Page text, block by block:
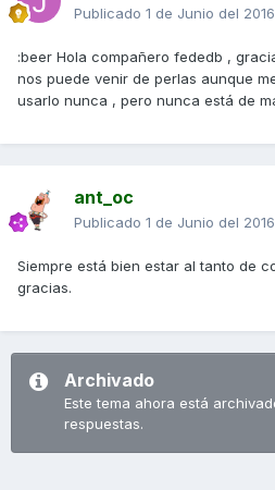
Publicado 1 de Junio del 2016
:beer Hola compañero fededb ,
nos puede venir de perlas aunque
usarlo nunca , pero nunca está de
ant_oc
Publicado 1 de Junio del 2016
Siempre está bien estar al tanto de
gracias.
Archivado
Este tema ahora está
respuestas.